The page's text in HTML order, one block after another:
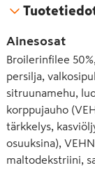
Ainesosat
Broilerinfilee
persilja,
sitruunamehu,
korppujauho
tärkkelys,
osuuksina),
maltodekstriini,